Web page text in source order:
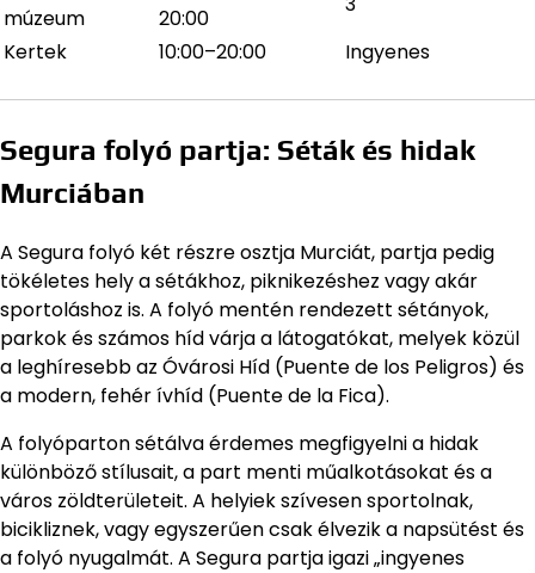
múzeum
20:00
Kertek
10:00–20:00 Ingyenes
Segura folyó partja: Séták és hidak
Murciában
A Segura folyó két részre osztja Murciát, partja pedig
tökéletes hely a sétákhoz, piknikezéshez vagy akár
sportoláshoz is. A folyó mentén rendezett sétányok,
parkok és számos híd várja a látogatókat, melyek közül
a leghíresebb az Óvárosi Híd (Puente de los Peligros) és
a modern, fehér ívhíd (Puente de la Fica).
A folyóparton sétálva érdemes megfigyelni a hidak
különböző stílusait, a part menti műalkotásokat és a
város zöldterületeit. A helyiek szívesen sportolnak,
bicikliznek, vagy egyszerűen csak élvezik a napsütést és
a folyó nyugalmát. A Segura partja igazi „ingyenes